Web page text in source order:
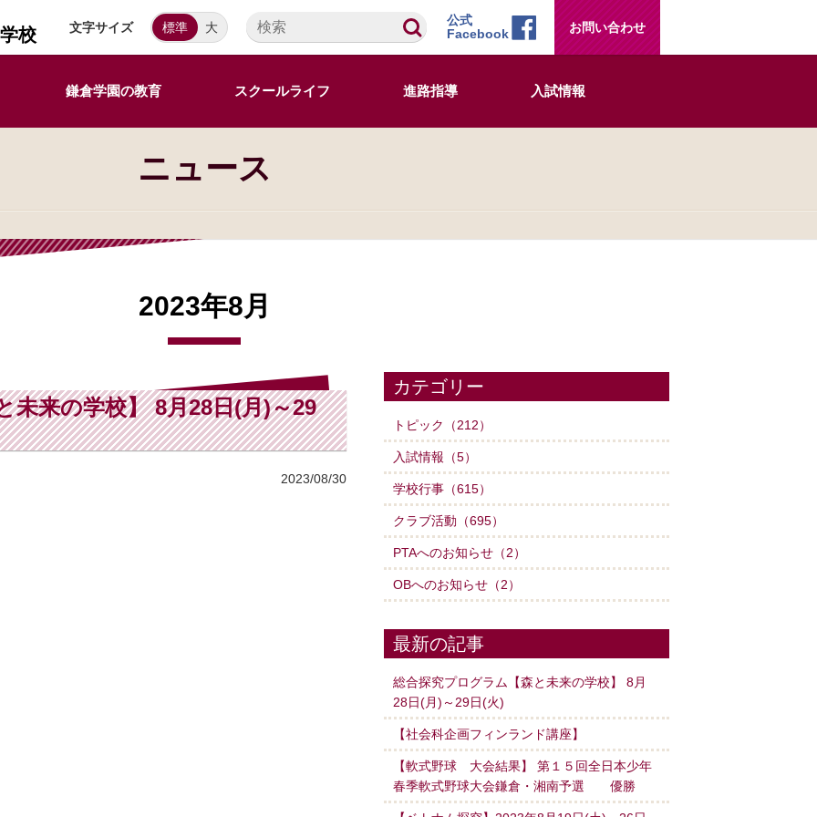
校 文字サイズ 標準 大
公式
Facebook
お問い合わせ
鎌倉学園の教育 スクールライフ 進路指導 入試情報
ニュース
2023年8月
未来の学校】 8月28日(月)～29
2023/08/30
カテゴリー
トピック（212）
入試情報（5）
学校行事（615）
クラブ活動（695）
PTAへのお知らせ（2）
OBへのお知らせ（2）
最新の記事
総合探究プログラム【森と未来の学校】 8月
28日(月)～29日(火)
【社会科企画フィンランド講座】
【軟式野球 大会結果】 第１５回全日本少年
春季軟式野球大会鎌倉・湘南予選 優勝